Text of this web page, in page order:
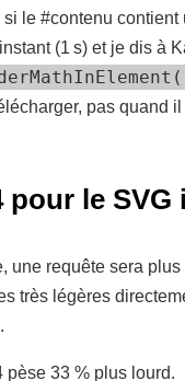
le #contenu
(1 s) et je dis à
pas quand
pour le
une requête sera
très légères
pèse 33 % plus lourd.